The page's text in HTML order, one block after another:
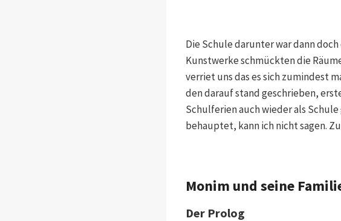
Die Schule darunter war dann
Kunstwerke schmückten die
verriet uns das es sich zumindest
den darauf stand geschrieben,
Schulferien auch wieder als
behauptet, kann ich nicht sagen.
Monim und seine
Der Prolog